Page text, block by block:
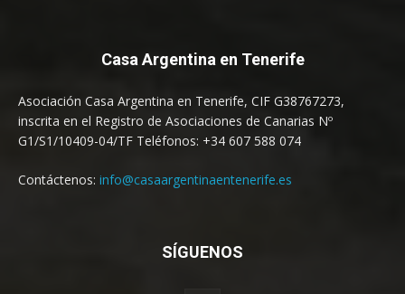
Casa Argentina en Tenerife
Asociación Casa Argentina en Tenerife, CIF G38767273,
inscrita en el Registro de Asociaciones de Canarias Nº
G1/S1/10409-04/TF Teléfonos: +34 607 588 074
Contáctenos: info@casaargentinaentenerife.es
SÍGUENOS